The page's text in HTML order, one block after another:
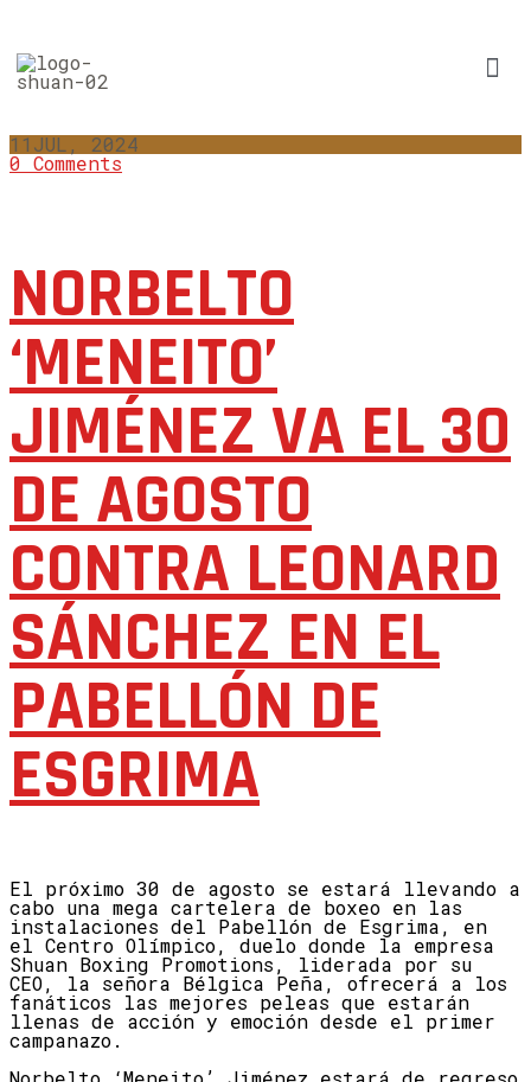
11 JUL, 2024
0 Comments
NORBELTO
‘MENEITO’
JIMÉNEZ VA EL 30
DE AGOSTO
CONTRA LEONARD
SÁNCHEZ EN EL
PABELLÓN DE
ESGRIMA
El próximo 30 de agosto se estará llevando a
cabo una mega cartelera de boxeo en las
instalaciones del Pabellón de Esgrima, en
el Centro Olímpico, duelo donde la empresa
Shuan Boxing Promotions, liderada por su
CEO, la señora Bélgica Peña, ofrecerá a los
fanáticos las mejores peleas que estarán
llenas de acción y emoción desde el primer
campanazo.